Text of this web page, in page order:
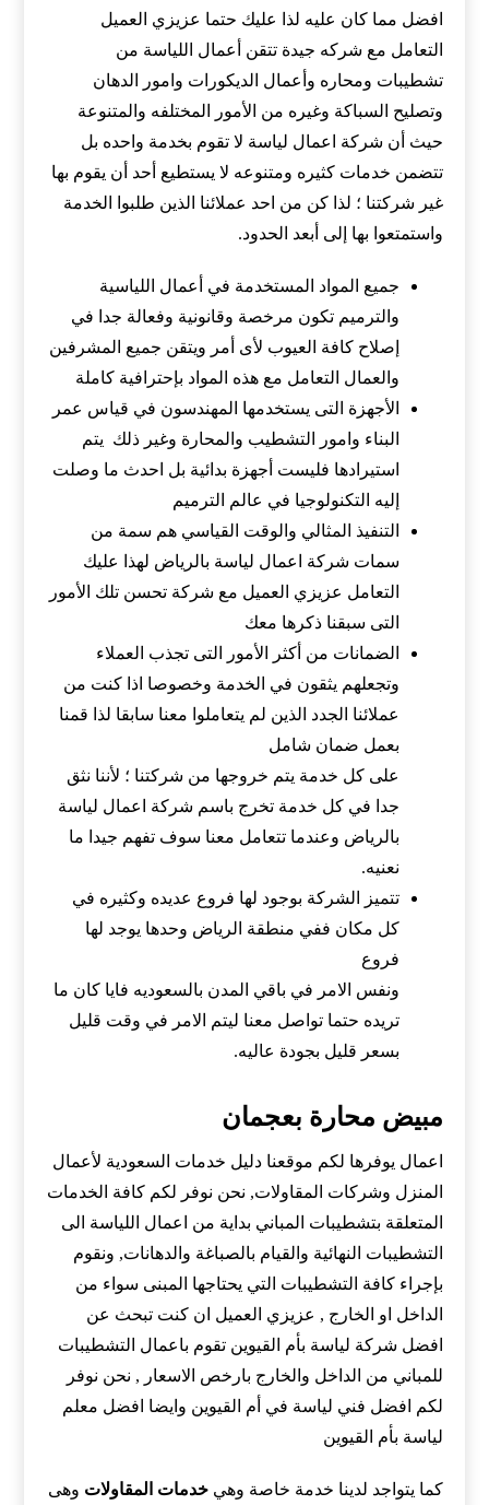
افضل مما كان عليه لذا عليك حتما عزيزي العميل
التعامل مع شركه جيدة تتقن أعمال اللياسة من
تشطيبات ومحاره وأعمال الديكورات وامور الدهان
وتصليح السباكة وغيره من الأمور المختلفه والمتنوعة
حيث أن شركة اعمال لياسة لا تقوم بخدمة واحده بل
تتضمن خدمات كثيره ومتنوعه لا يستطيع أحد أن يقوم بها
غير شركتنا ؛ لذا كن من احد عملائنا الذين طلبوا الخدمة
واستمتعوا بها إلى أبعد الحدود.
جميع المواد المستخدمة في أعمال اللياسية
والترميم تكون مرخصة وقانونية وفعالة جدا في
إصلاح كافة العيوب لأى أمر ويتقن جميع المشرفين
والعمال التعامل مع هذه المواد بإحترافية كاملة
الأجهزة التى يستخدمها المهندسون في قياس عمر
البناء وامور التشطيب والمحارة وغير ذلك يتم
استيرادها فليست أجهزة بدائية بل احدث ما وصلت
إليه التكنولوجيا في عالم الترميم
التنفيذ المثالي والوقت القياسي هم سمة من
سمات شركة اعمال لياسة بالرياض لهذا عليك
التعامل عزيزي العميل مع شركة تحسن تلك الأمور
التى سبقنا ذكرها معك
الضمانات من أكثر الأمور التى تجذب العملاء
وتجعلهم يثقون في الخدمة وخصوصا اذا كنت من
عملائنا الجدد الذين لم يتعاملوا معنا سابقا لذا قمنا
بعمل ضمان شامل
على كل خدمة يتم خروجها من شركتنا ؛ لأننا نثق
جدا في كل خدمة تخرج باسم شركة اعمال لياسة
بالرياض وعندما تتعامل معنا سوف تفهم جيدا ما
نعنيه.
تتميز الشركة بوجود لها فروع عديده وكثيره في
كل مكان ففي منطقة الرياض وحدها يوجد لها
فروع
ونفس الامر في باقي المدن بالسعوديه فايا كان ما
تريده حتما تواصل معنا ليتم الامر في وقت قليل
بسعر قليل بجودة عاليه.
مبيض محارة بعجمان
اعمال يوفرها لكم موقعنا دليل خدمات السعودية لأعمال
المنزل وشركات المقاولات, نحن نوفر لكم كافة الخدمات
المتعلقة بتشطيبات المباني بداية من اعمال اللياسة الى
التشطيبات النهائية والقيام بالصباغة والدهانات, ونقوم
بإجراء كافة التشطيبات التي يحتاجها المبنى سواء من
الداخل او الخارج , عزيزي العميل ان كنت تبحث عن
افضل شركة لياسة بأم القيوين تقوم باعمال التشطيبات
للمباني من الداخل والخارج بارخص الاسعار , نحن نوفر
لكم افضل فني لياسة في أم القيوين وايضا افضل معلم
لياسة بأم القيوين
كما يتواجد لدينا خدمة خاصة وهيخدمات المقاولات وهى